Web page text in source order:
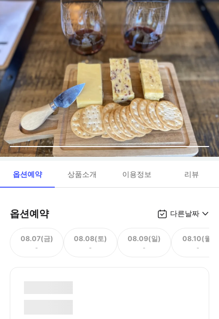
옵션예약 상품소개 이용정보 리뷰
옵션예약 다른날짜
08.07(금)
-
08.08(토)
-
08.09(일)
-
08.10(월)
-